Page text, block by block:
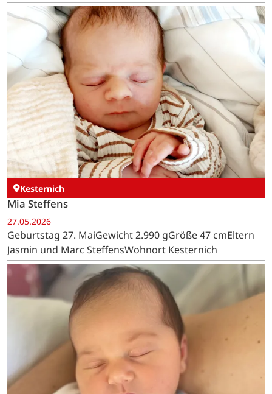
Kesternich
Mia Steffens
27.05.2026
Geburtstag 27. MaiGewicht 2.990 gGröße 47 cmEltern
Jasmin und Marc SteffensWohnort Kesternich